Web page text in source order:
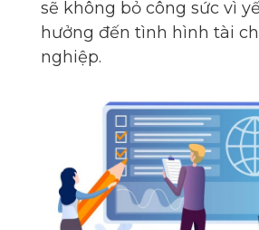
sẽ không bỏ công sức vì
hưởng đến tình hình tài
nghiệp.
--
Average CTR
--